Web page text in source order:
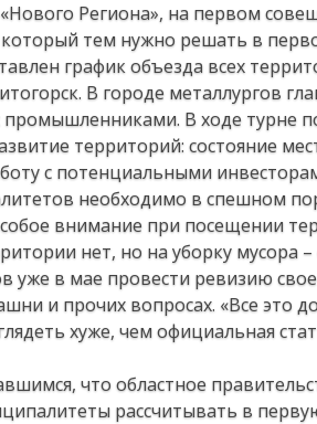
Региона», на первом
тем нужно решать в
график объезда всех
В городе металлургов
В ходе турне
территорий: состояние
с потенциальными
необходимо в спешном
внимание при посещении
нет, но на уборку мусора
уже в мае провести ревизию
и прочих вопросах. «Все это
хуже, чем официальная
что областное
рассчитывать в